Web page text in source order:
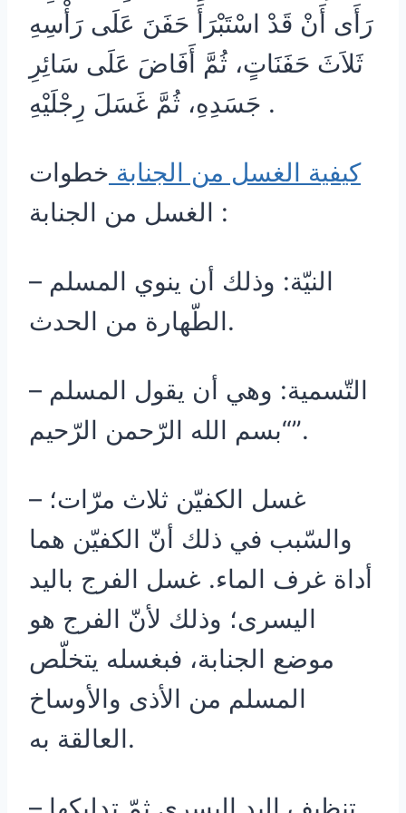
رَأَى أَنْ قَدْ اسْتَبْرَأَ حَفَنَ عَلَى رَأْسِهِ
ثَلاَثَ حَفَنَاتٍ، ثُمَّ أَفَاضَ عَلَى سَائِرِ
جَسَدِهِ، ثُمَّ غَسَلَ رِجْلَيْهِ .
كيفية الغسل من الجنابة خطوات
الغسل من الجنابة :
– النيّة: وذلك أن ينوي المسلم
الطّهارة من الحدث.
– التّسمية: وهي أن يقول المسلم
“بسم الله الرّحمن الرّحيم”.
– غسل الكفيّن ثلاث مرّات؛
والسّبب في ذلك أنّ الكفيّن هما
أداة غرف الماء. غسل الفرج باليد
اليسرى؛ وذلك لأنّ الفرج هو
موضع الجنابة، فبغسله يتخلّص
المسلم من الأذى والأوساخ
العالقة به.